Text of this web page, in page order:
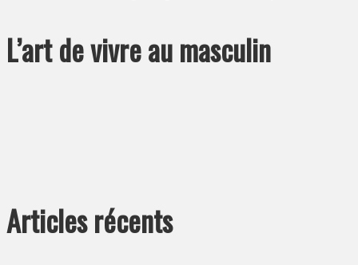
L’art de vivre au masculin
Articles récents